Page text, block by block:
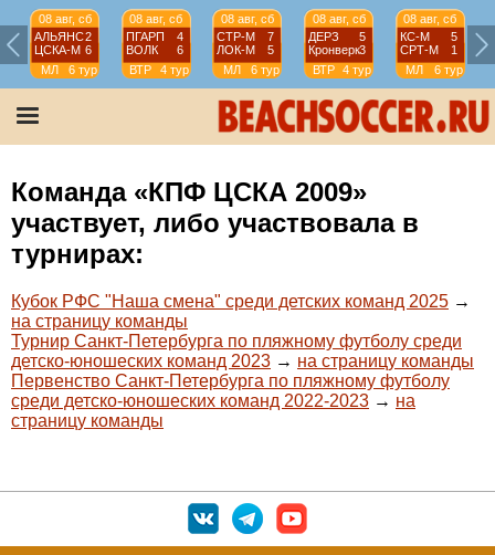
08 авг, сб
АЛЬЯНС2
ЦСКА-М 6
МЛ
6 тур
08 авг, сб
ПГАРП
4
ВОЛК
6
ВТР
4 тур
08 авг, сб
СТР-М
7
ЛОК-М
5
МЛ
6 тур
08 авг, сб
ДЕРЗ
5
Кронверк3
ВТР
4 тур
08 авг, сб
КС-М
5
СРТ-М
1
МЛ
6 тур
Команда «КПФ ЦСКА 2009»
участвует, либо участвовала в
турнирах:
Кубок РФС "Наша смена" среди детских команд 2025 →
на страницу команды
Турнир Санкт-Петербурга по пляжному футболу среди
детско-юношеских команд 2023 → на страницу команды
Первенство Санкт-Петербурга по пляжному футболу
среди детско-юношеских команд 2022-2023 → на
страницу команды